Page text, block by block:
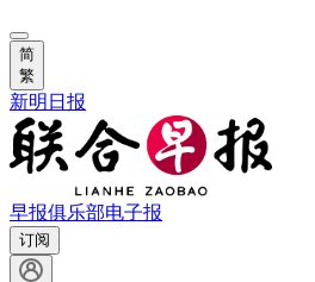
简
繁
新明日报
早报俱乐部电子报
订阅